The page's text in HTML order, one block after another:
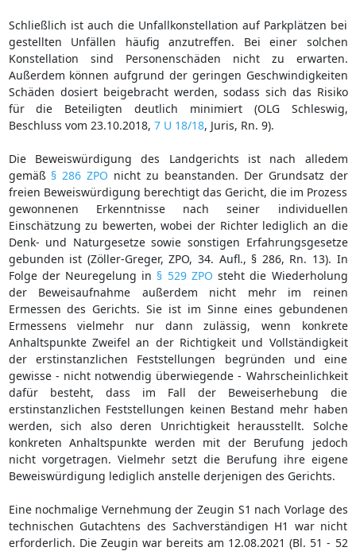
Schließlich ist auch die Unfallkonstellation auf Parkplätzen bei
gestellten Unfällen häufig anzutreffen. Bei einer solchen
Konstellation sind Personenschäden nicht zu erwarten.
Außerdem können aufgrund der geringen Geschwindigkeiten
Schäden dosiert beigebracht werden, sodass sich das Risiko
für die Beteiligten deutlich minimiert (OLG Schleswig,
Beschluss vom 23.10.2018, 7 U 18/18, Juris, Rn. 9).
Die Beweiswürdigung des Landgerichts ist nach alledem
gemäß § 286 ZPO nicht zu beanstanden. Der Grundsatz der
freien Beweiswürdigung berechtigt das Gericht, die im Prozess
gewonnenen Erkenntnisse nach seiner individuellen
Einschätzung zu bewerten, wobei der Richter lediglich an die
Denk- und Naturgesetze sowie sonstigen Erfahrungsgesetze
gebunden ist (Zöller-Greger, ZPO, 34. Aufl., § 286, Rn. 13). In
Folge der Neuregelung in § 529 ZPO steht die Wiederholung
der Beweisaufnahme außerdem nicht mehr im reinen
Ermessen des Gerichts. Sie ist im Sinne eines gebundenen
Ermessens vielmehr nur dann zulässig, wenn konkrete
Anhaltspunkte Zweifel an der Richtigkeit und Vollständigkeit
der erstinstanzlichen Feststellungen begründen und eine
gewisse - nicht notwendig überwiegende - Wahrscheinlichkeit
dafür besteht, dass im Fall der Beweiserhebung die
erstinstanzlichen Feststellungen keinen Bestand mehr haben
werden, sich also deren Unrichtigkeit herausstellt. Solche
konkreten Anhaltspunkte werden mit der Berufung jedoch
nicht vorgetragen. Vielmehr setzt die Berufung ihre eigene
Beweiswürdigung lediglich anstelle derjenigen des Gerichts.
Eine nochmalige Vernehmung der Zeugin S1 nach Vorlage des
technischen Gutachtens des Sachverständigen H1 war nicht
erforderlich. Die Zeugin war bereits am 12.08.2021 (Bl. 51 - 52